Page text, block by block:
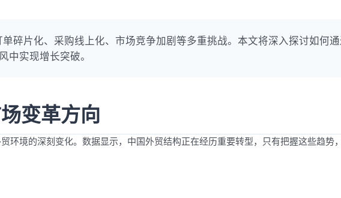
碎片化、采购线上化、市场竞争加剧等多重挑战。本文将深入探讨如何
中实现增长突破。
变革方向
环境的深刻变化。数据显示，中国外贸结构正在经历重要转型，只有把握这些趋势